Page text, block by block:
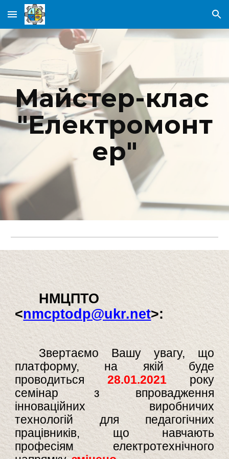
Skip to main content Skip to navigation
Майстер-клас
"Електромонт
ер"
НМЦПТО
<nmcptodp@ukr.net>:
Звертаємо Вашу увагу, що
платформу, на якій буде
проводиться 28.01.2021 року
семінар з впровадження
інноваційних виробничих
технологій для педагогічних
працівників, що навчають
професіям електротехнічного